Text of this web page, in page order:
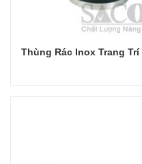
Thùng Rác Inox Trang Trí